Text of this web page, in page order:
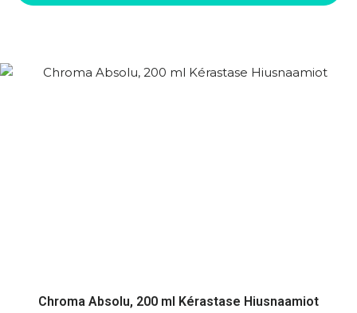
Chroma Absolu, 200 ml Kérastase Hiusnaamiot